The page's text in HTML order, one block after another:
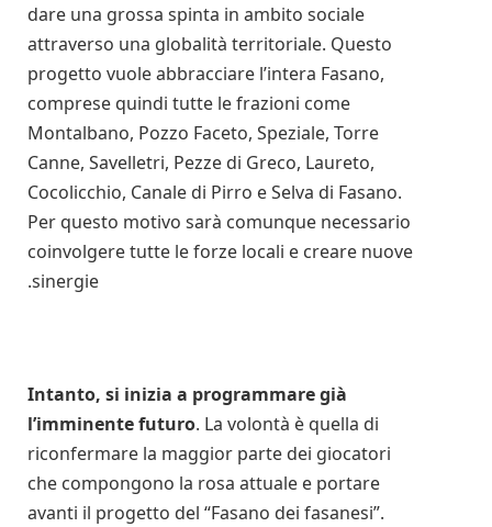
dare una grossa spinta in ambito sociale
attraverso una globalità territoriale. Questo
progetto vuole abbracciare l’intera Fasano,
comprese quindi tutte le frazioni come
Montalbano, Pozzo Faceto, Speziale, Torre
Canne, Savelletri, Pezze di Greco, Laureto,
Cocolicchio, Canale di Pirro e Selva di Fasano.
Per questo motivo sarà comunque necessario
coinvolgere tutte le forze locali e creare nuove
sinergie.
Intanto, si inizia a programmare già
l’imminente futuro. La volontà è quella di
riconfermare la maggior parte dei giocatori
che compongono la rosa attuale e portare
avanti il progetto del “Fasano dei fasanesi”.